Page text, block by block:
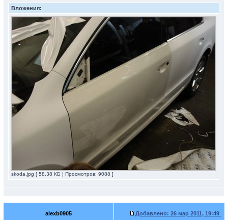
Вложения:
skoda.jpg [ 58.38 КБ | Просмотров: 9088 ]
alexb0905 Добавлено: 26 мар 2011, 19:49